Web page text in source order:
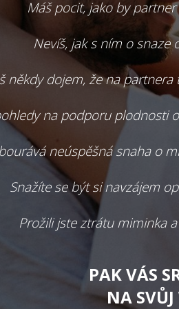
Máš pocit, jako by
Nevíš, jak s ním o
někdy dojem, že na
na podporu plodnosti
neúspěšná snaha o
Snažíte se být si navzájem
Prožili jste ztrátu miminka
PAK VÁS
NA